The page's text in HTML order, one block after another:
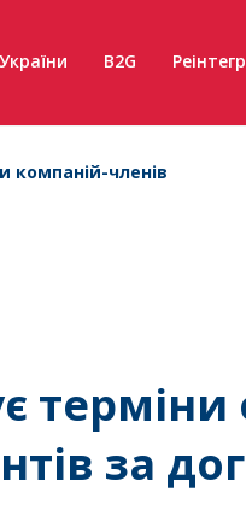
B2G
компаній-членів
терміни
за